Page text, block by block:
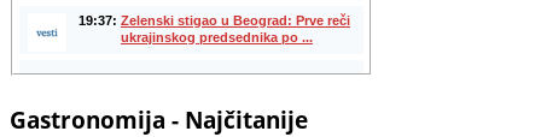
Gastronomija - Najčitanije